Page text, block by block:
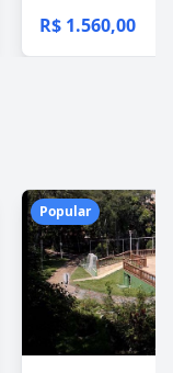
R$ 1.560,00
Popular